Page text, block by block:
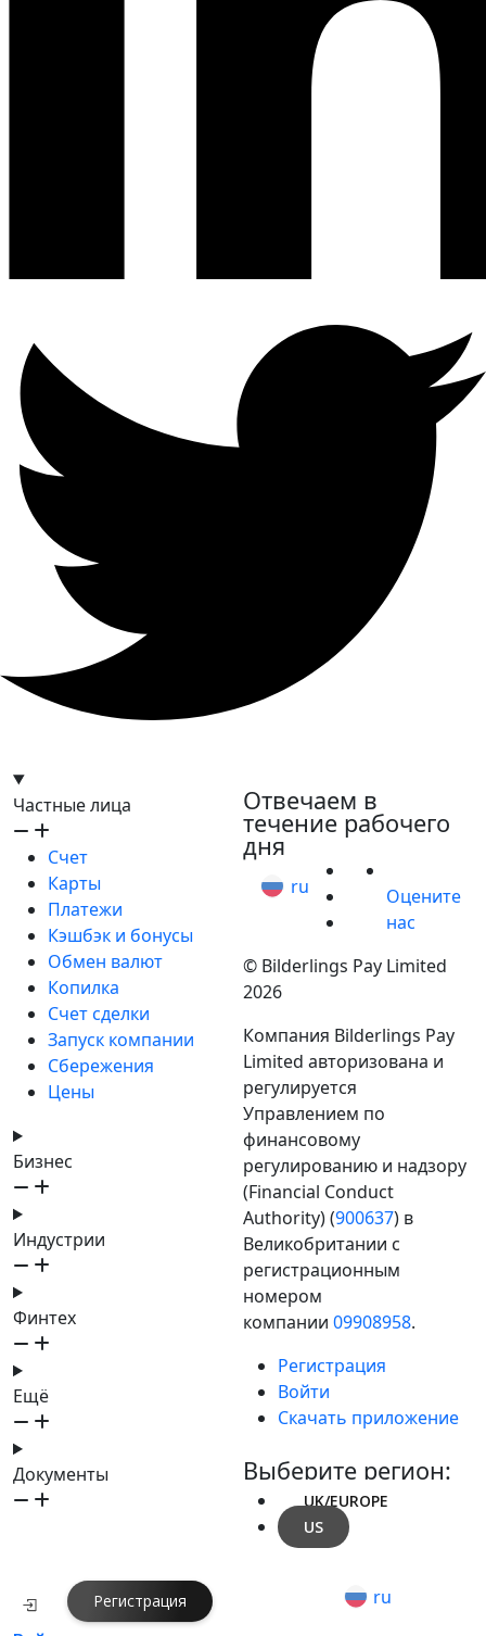
Частные лица
Счет
Карты
Платежи
Кэшбэк и бонусы
Обмен валют
Копилка
Счет сделки
Запуск компании
Сбережения
Цены
Бизнес
Индустрии
Финтех
Ещё
Документы
Отвечаем в
течение рабочего
дня
ru
Оцените
нас
© Bilderlings Pay Limited
2026
Компания Bilderlings Pay
Limited авторизована и
регулируется
Управлением по
финансовому
регулированию и надзору
(Financial Conduct
Authority) (900637) в
Великобритании с
регистрационным
номером
компании 09908958.
Регистрация
Войти
Скачать приложение
Выберите регион:
UK/EUROPE
US
Регистрация ru